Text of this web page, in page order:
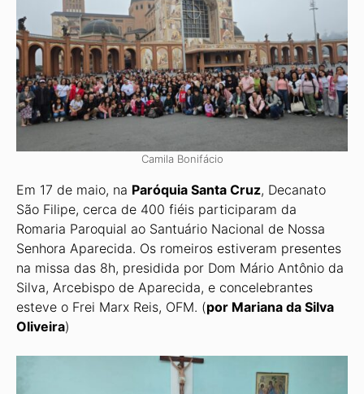
Camila Bonifácio
Em 17 de maio, na Paróquia Santa Cruz, Decanato
São Filipe, cerca de 400 fiéis participaram da
Romaria Paroquial ao Santuário Nacional de Nossa
Senhora Aparecida. Os romeiros estiveram presentes
na missa das 8h, presidida por Dom Mário Antônio da
Silva, Arcebispo de Aparecida, e concelebrantes
esteve o Frei Marx Reis, OFM. (por Mariana da Silva
Oliveira)